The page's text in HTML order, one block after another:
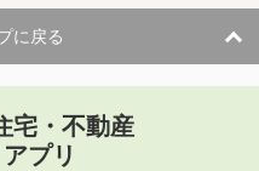
に戻る
宅・不動産
アプリ